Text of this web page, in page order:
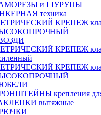
и ШУРУПЫ
техника
КРЕПЕЖ
КРЕПЕЖ
КРЕПЕЖ
крепления
вытяжные